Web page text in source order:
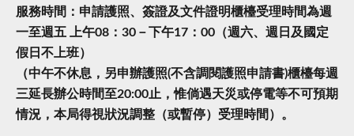
服務時間：申請護照、簽證及文件證明櫃檯受理時間為週
一至週五 上午08：30－下午17：00（週六、週日及國定
假日不上班）
（中午不休息，另申辦護照(不含調閱護照申請書)櫃檯每週
三延長辦公時間至20:00止，惟倘遇天災或停電等不可預期
情況，本局得視狀況調整（或暫停）受理時間）。